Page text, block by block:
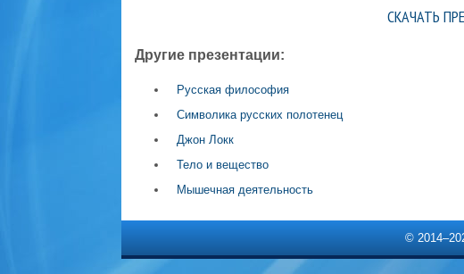
СКАЧАТЬ
Другие презентации:
Русская философия
Символика русских полотенец
Джон Локк
Тело и вещество
Мышечная деятельность
© 2014–